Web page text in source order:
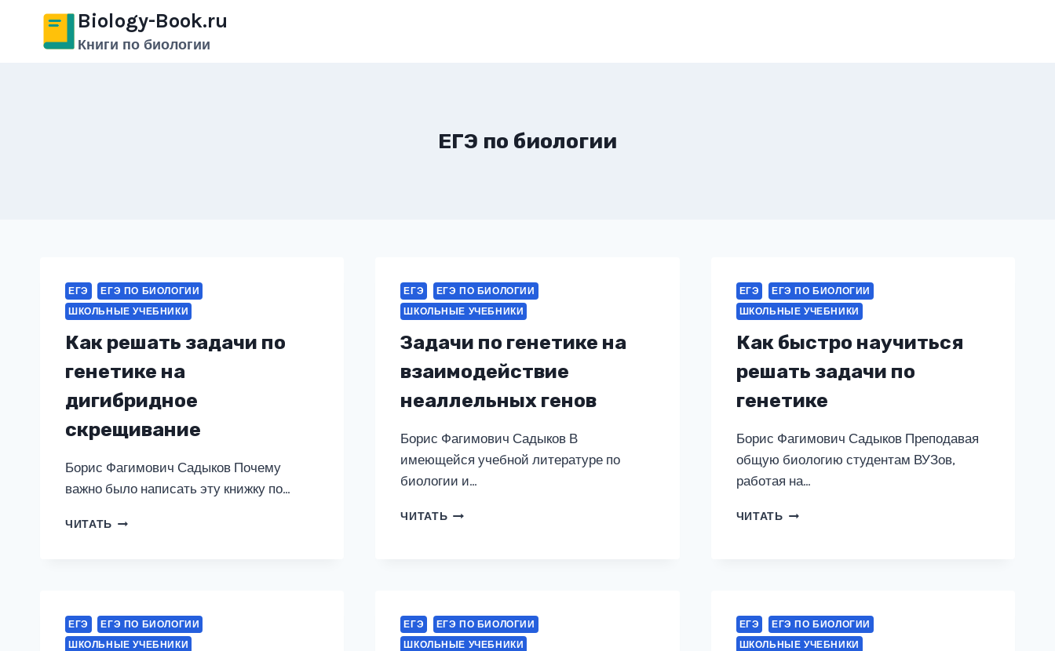
Перейти
содержимому
Biology-Book.ru
Книги по биологии
ЕГЭ по биологии
ЕГЭ
ЕГЭ ПО БИОЛОГИИ
ШКОЛЬНЫЕ УЧЕБНИКИ
Как решать задачи по
генетике на
дигибридное
скрещивание
Борис Фагимович Садыков Почему
важно было написать эту книжку по…
ЧИТАТЬ КАК
ДИГИБРИДНОЕ
СКРЕЩИВАНИЕ
ЕГЭ
ЕГЭ ПО БИОЛОГИИ
ШКОЛЬНЫЕ УЧЕБНИКИ
Задачи по генетике на
взаимодействие
неаллельных генов
Борис Фагимович Садыков В
имеющейся учебной литературе по
биологии и…
ЧИТАТЬ ЗАДАЧИ
ЕГЭ
ЕГЭ ПО БИОЛОГИИ
ШКОЛЬНЫЕ УЧЕБНИКИ
Как быстро научиться
решать задачи по
генетике
Борис Фагимович Садыков Преподавая
общую биологию студентам ВУЗов,
работая на…
ЧИТАТЬ КАК
ЕГЭ
ЕГЭ ПО БИОЛОГИИ
ШКОЛЬНЫЕ УЧЕБНИКИ
ЕГЭ
ЕГЭ ПО БИОЛОГИИ
ШКОЛЬНЫЕ УЧЕБНИКИ
ЕГЭ
ЕГЭ ПО БИОЛОГИИ
ШКОЛЬНЫЕ УЧЕБНИКИ